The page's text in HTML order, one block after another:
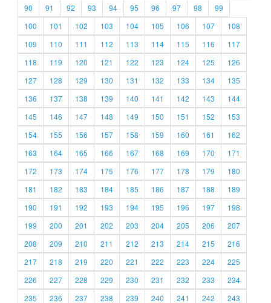
90
91 92 93 94 95 96 97 98
99
100
101 102 103 104 105 106 107
108
109
110 111 112 113 114 115 116
117
118
119 120 121 122 123 124 125
126
127
128 129 130 131 132 133 134
135
136
137 138 139 140 141 142 143
144
145
146 147 148 149 150 151 152
153
154
155 156 157 158 159 160 161
162
163
164 165 166 167 168 169 170
171
172
173 174 175 176 177 178 179
180
181
182 183 184 185 186 187 188
189
190
191 192 193 194 195 196 197
198
199
200 201 202 203 204 205 206
207
208
209 210 211 212 213 214 215
216
217
218 219 220 221 222 223 224
225
226
227 228 229 230 231 232 233
234
235
236 237 238 239 240 241 242 243